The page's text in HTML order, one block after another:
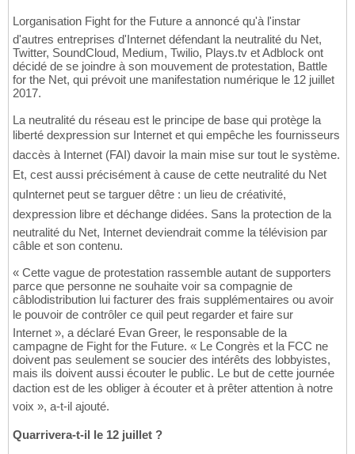
Lorganisation Fight for the Future a annoncé qu'à l'instar
d'autres entreprises d'Internet défendant la neutralité du Net,
Twitter, SoundCloud, Medium, Twilio, Plays.tv et Adblock ont
décidé de se joindre à son mouvement de protestation, Battle
for the Net, qui prévoit une manifestation numérique le 12 juillet
2017.
La neutralité du réseau est le principe de base qui protège la
liberté dexpression sur Internet et qui empêche les fournisseurs
daccès à Internet (FAI) davoir la main mise sur tout le système.
Et, cest aussi précisément à cause de cette neutralité du Net
quInternet peut se targuer dêtre : un lieu de créativité,
dexpression libre et déchange didées. Sans la protection de la
neutralité du Net, Internet deviendrait comme la télévision par
câble et son contenu.
« Cette vague de protestation rassemble autant de supporters
parce que personne ne souhaite voir sa compagnie de
câblodistribution lui facturer des frais supplémentaires ou avoir
le pouvoir de contrôler ce quil peut regarder et faire sur
Internet », a déclaré Evan Greer, le responsable de la
campagne de Fight for the Future. « Le Congrès et la FCC ne
doivent pas seulement se soucier des intérêts des lobbyistes,
mais ils doivent aussi écouter le public. Le but de cette journée
daction est de les obliger à écouter et à prêter attention à notre
voix », a-t-il ajouté.
Quarrivera-t-il le 12 juillet ?